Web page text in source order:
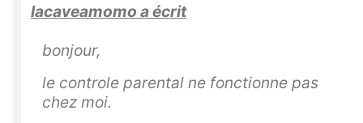
lacaveamomo a écrit
bonjour,
le controle parental ne fonctionne pas
chez moi.